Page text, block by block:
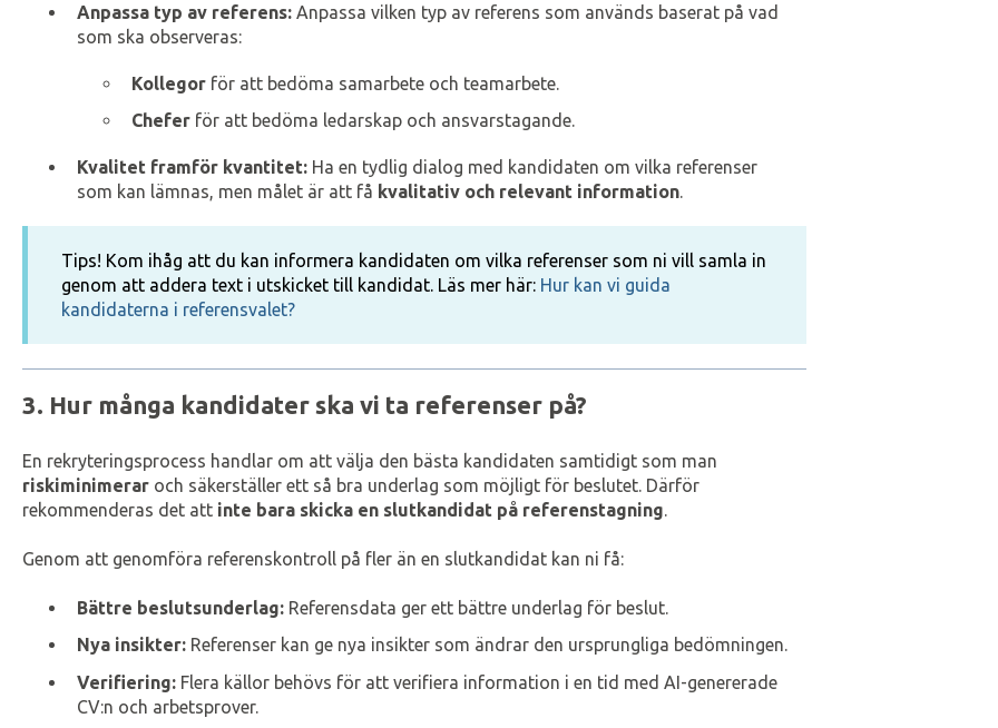
Anpassa typ av referens:Anpassa vilken typ av referens som används baserat på vad
som ska observeras:
Kollegorför att bedöma samarbete och teamarbete.
Cheferför att bedöma ledarskap och ansvarstagande.
Kvalitet framför kvantitet:Ha en tydlig dialog med kandidaten om vilka referenser
som kan lämnas, men målet är att få kvalitativ och relevant information.
Tips! Kom ihåg att du kan informera kandidaten om vilka referenser som ni vill samla in
genom att addera text i utskicket till kandidat. Läs mer här: Hur kan vi guida
kandidaterna i referensvalet?
3. Hur många kandidater ska vi ta referenser på?
En rekryteringsprocess handlar om att välja den bästa kandidaten samtidigt som man
riskiminimeraroch säkerställer ett så bra underlag som möjligt för beslutet. Därför
rekommenderas det att inte bara skicka en slutkandidat på referenstagning
Genom att genomföra referenskontroll på fler än en slutkandidat kan ni få:
Bättre beslutsunderlag:Referensdata ger ett bättre underlag för beslut.
Nya insikter:Referenser kan ge nya insikter som ändrar den ursprungliga bedömningen.
Verifiering:Flera källor behövs för att verifiera information i en tid med AI-genererade
CV:n och arbetsprover.